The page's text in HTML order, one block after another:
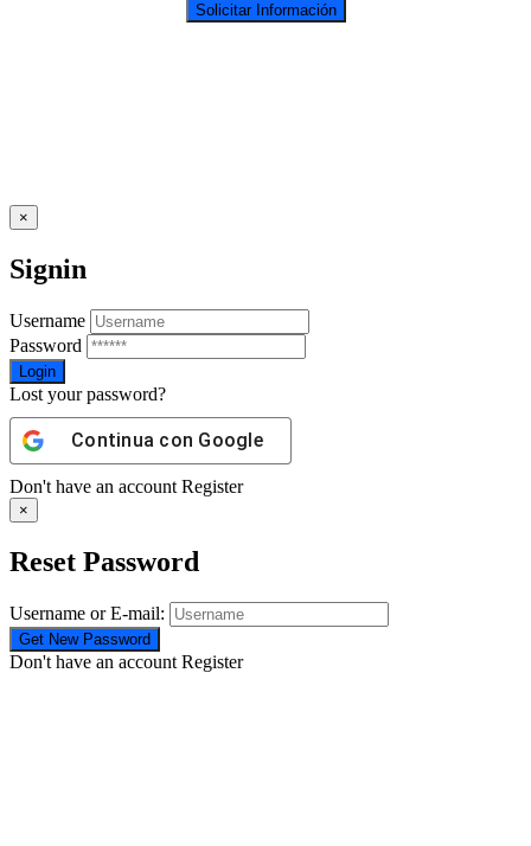
×
Signin
Username
Password
Lost your password?
Continua con Google
Don't have an account Register
×
Reset Password
Username or E-mail:
Don't have an account Register